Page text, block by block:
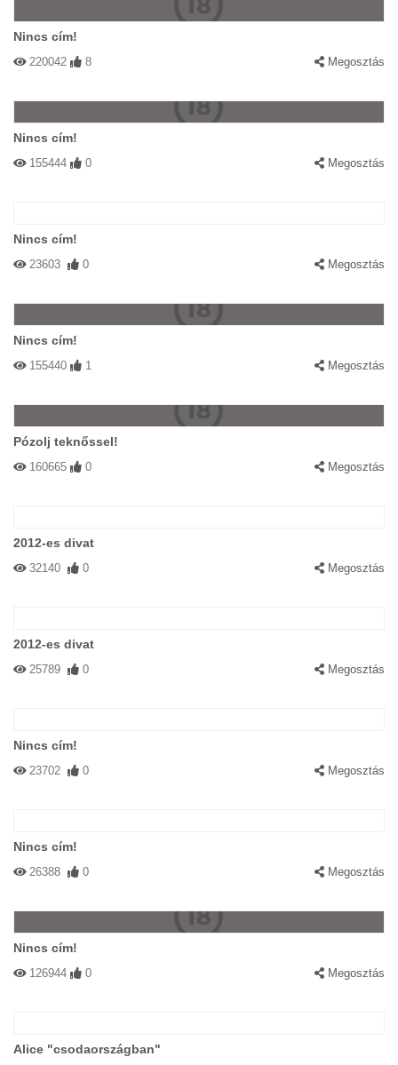
Nincs cím!
220042 8 Megosztás
Nincs cím!
155444 0 Megosztás
Nincs cím!
23603 0 Megosztás
Nincs cím!
155440 1 Megosztás
Pózolj teknőssel!
160665 0 Megosztás
2012-es divat
32140 0 Megosztás
2012-es divat
25789 0 Megosztás
Nincs cím!
23702 0 Megosztás
Nincs cím!
26388 0 Megosztás
Nincs cím!
126944 0 Megosztás
Alice "csodaországban"